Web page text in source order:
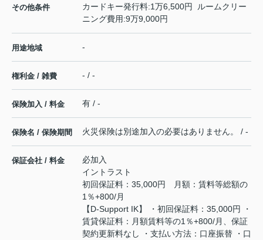
その他条件
カードキー発行料:1万6,500円 ルームクリー
ニング費用:9万9,000円
用途地域 -
権利金 / 雑費 - / -
保険加入 / 料金 有 / -
保険名 / 保険期間 火災保険は別途加入の必要はありません。 / -
保証会社 / 料金
必加入
イントラスト
初回保証料：35,000円 月額：賃料等総額の
1％+800/月
【D-Support IK】 ・初回保証料：35,000円 ・
賃貸保証料：月額賃料等の1％+800/月、保証
契約更新料なし ・支払い方法：口座振替 ・口